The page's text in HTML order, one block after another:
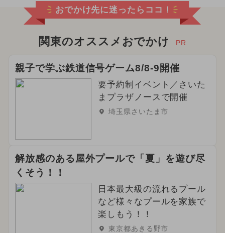
おでかけ先に迷ったらココ！
関東のオススメおでかけ PR
親子で学ぶ鉄道信号ゲーム8/8-9開催
要予約制イベント／さいた
まプラザノースで開催
埼玉県さいたま市
解放感のある屋外プールで「夏」を遊び尽
くそう！！
日本最大級の流れるプール
など様々なプールを家族で
楽しもう！！
東京都あきる野市